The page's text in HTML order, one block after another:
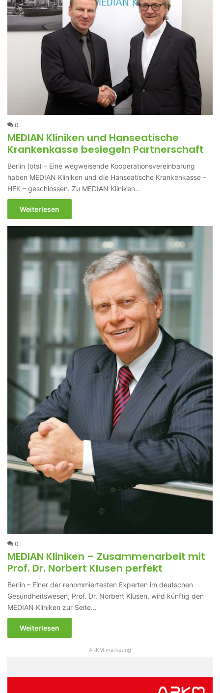
0
MEDIAN Kliniken und Hanseatische
Krankenkasse besiegeln Partnerschaft
Berlin (ots) – Eine wegweisende Kooperationsvereinbarung
haben MEDIAN Kliniken und die Hanseatische Krankenkasse –
HEK – geschlossen. Zu MEDIAN Kliniken…
Weiterlesen
0
MEDIAN Kliniken – Zusammenarbeit mit
Prof. Dr. Norbert Klusen perfekt
Berlin – Einer der renommiertesten Experten im deutschen
Gesundheitswesen, Prof. Dr. Norbert Klusen, wird künftig den
MEDIAN Kliniken zur Seite…
Weiterlesen
ARKM.marketing